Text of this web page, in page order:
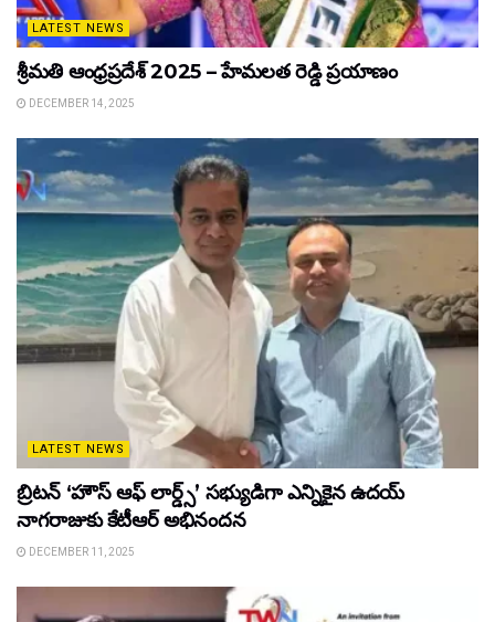
LATEST NEWS
శ్రీమతి ఆంధ్రప్రదేశ్ 2025 – హేమలత రెడ్డి ప్రయాణం
DECEMBER 14, 2025
LATEST NEWS
బ్రిటన్ ‘హౌస్ ఆఫ్ లార్డ్స్’ సభ్యుడిగా ఎన్నికైన ఉదయ్
నాగరాజుకు కేటీఆర్ అభినందన
DECEMBER 11, 2025